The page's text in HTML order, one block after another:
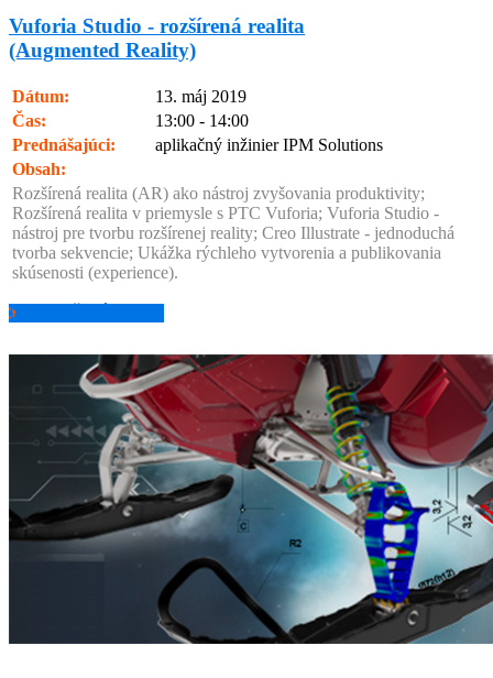
Vuforia Studio - rozšírená realita
(Augmented Reality)
Dátum:
13. máj 2019
Čas:
13:00 - 14:00
Prednášajúci:
aplikačný inžinier IPM Solutions
Obsah:
Rozšírená realita (AR) ako nástroj zvyšovania produktivity;
Rozšírená realita v priemysle s PTC Vuforia; Vuforia Studio -
nástroj pre tvorbu rozšírenej reality; Creo Illustrate - jednoduchá
tvorba sekvencie; Ukážka rýchleho vytvorenia a publikovania
skúsenosti (experience).
POZRIEŤ ZÁZNAM